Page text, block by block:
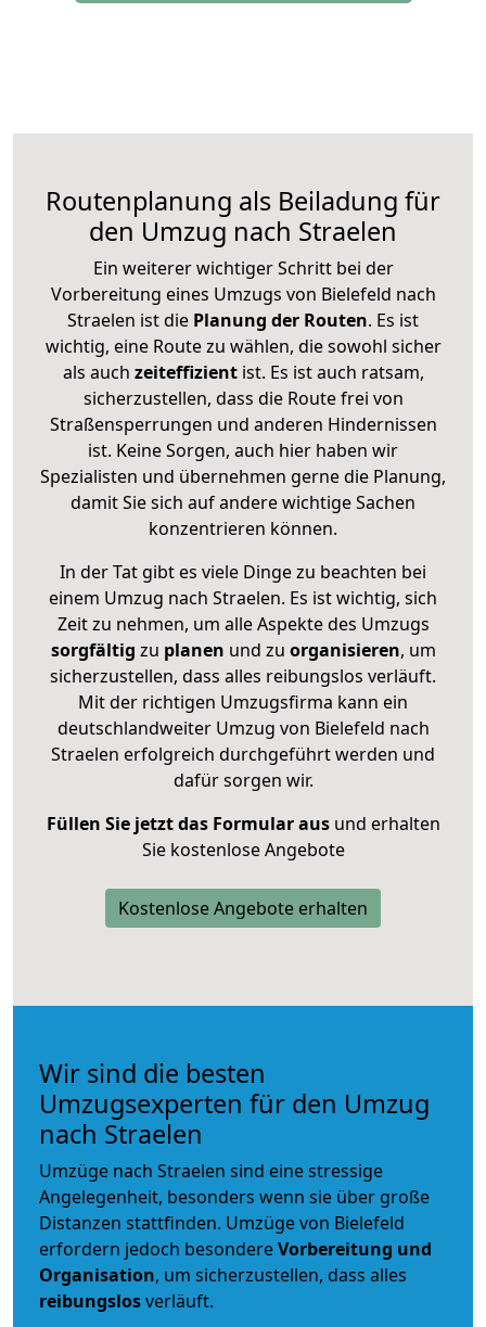
Routenplanung als Beiladung für
den Umzug nach Straelen
Ein weiterer wichtiger Schritt bei der
Vorbereitung eines Umzugs von Bielefeld nach
Straelen ist die Planung der Routen. Es ist
wichtig, eine Route zu wählen, die sowohl sicher
als auch zeiteffizientist. Es ist auch ratsam,
sicherzustellen, dass die Route frei von
Straßensperrungen und anderen Hindernissen
ist. Keine Sorgen, auch hier haben wir
Spezialisten und übernehmen gerne die Planung,
damit Sie sich auf andere wichtige Sachen
konzentrieren können.
In der Tat gibt es viele Dinge zu beachten bei
einem Umzug nach Straelen. Es ist wichtig, sich
Zeit zu nehmen, um alle Aspekte des Umzugs
sorgfältig zu planen und zu organisieren, um
sicherzustellen, dass alles reibungslos verläuft.
Mit der richtigen Umzugsfirma kann ein
deutschlandweiter Umzug von Bielefeld nach
Straelen erfolgreich durchgeführt werden und
dafür sorgen wir.
Füllen Sie jetzt das Formular ausund erhalten
Sie kostenlose Angebote
Kostenlose Angebote erhalten
Wir sind die besten
Umzugsexperten für den Umzug
nach Straelen
Umzüge nach Straelen sind eine stressige
Angelegenheit, besonders wenn sie über große
Distanzen stattfinden. Umzüge von Bielefeld
erfordern jedoch besondereVorbereitung und
Organisation, um sicherzustellen, dass alles
reibungslosverläuft.